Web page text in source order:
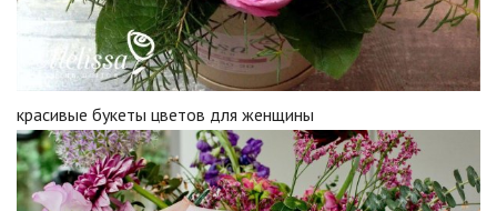
красивые букеты цветов для женщины